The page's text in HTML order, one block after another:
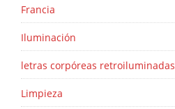
Francia
Iluminación
letras corpóreas retroiluminadas
Limpieza